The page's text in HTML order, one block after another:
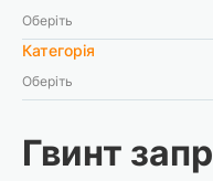
Оберіть
Категорія
Оберіть
Гвинт